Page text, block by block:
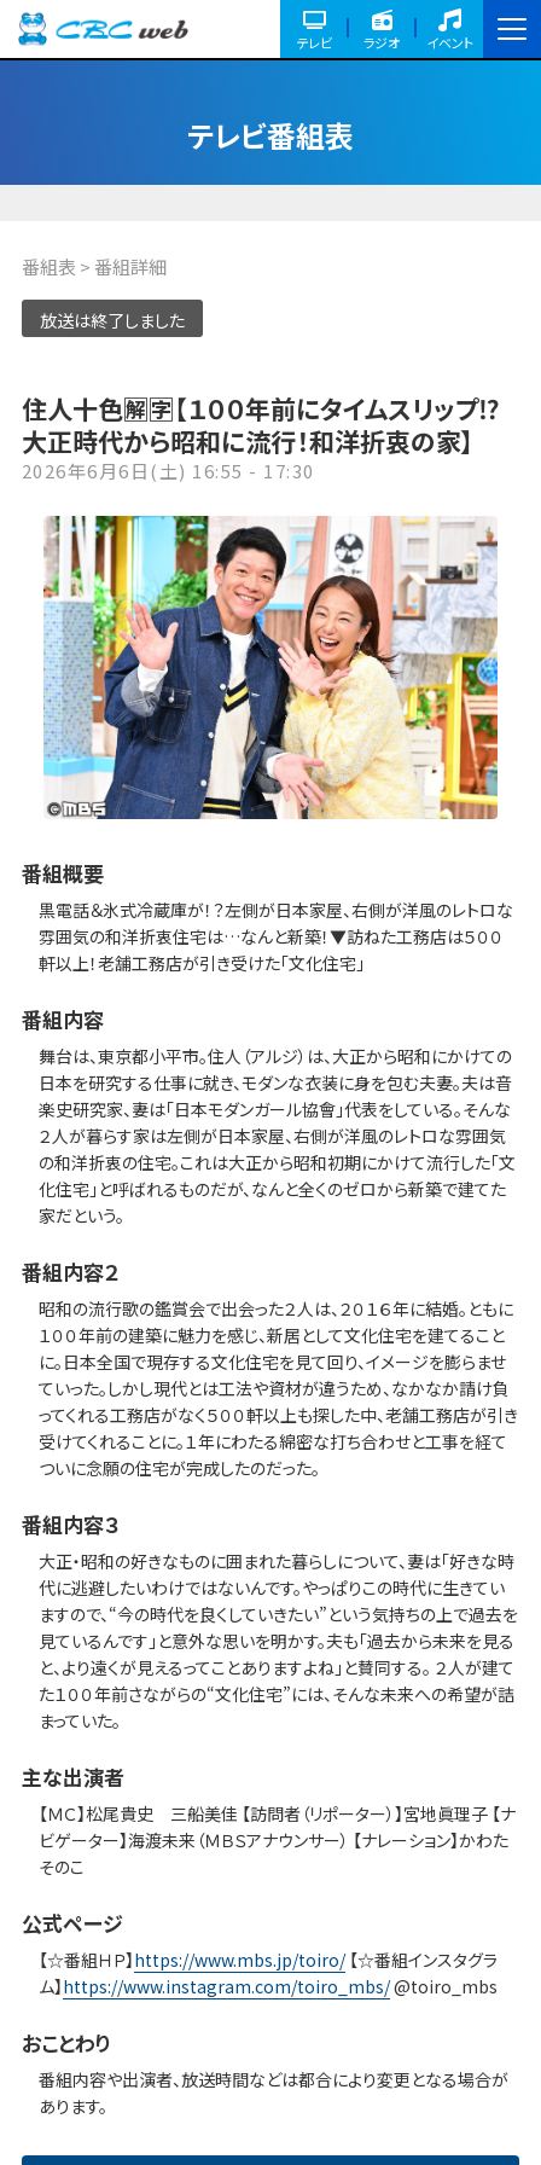
テレビ ラジオ イベント
テレビ番組表
番組表 > 番組詳細
放送は終了しました
住人十色🈖🈑【１００年前にタイムスリップ⁉
大正時代から昭和に流行！和洋折衷の家】
2026年6月6日(土) 16:55 - 17:30
番組概要
黒電話＆氷式冷蔵庫が！？左側が日本家屋、右側が洋風のレトロな
雰囲気の和洋折衷住宅は…なんと新築！▼訪ねた工務店は５００
軒以上！老舗工務店が引き受けた「文化住宅」
番組内容
舞台は、東京都小平市。住人（アルジ）は、大正から昭和にかけての
日本を研究する仕事に就き、モダンな衣装に身を包む夫妻。夫は音
楽史研究家、妻は「日本モダンガール協會」代表をしている。そんな
２人が暮らす家は左側が日本家屋、右側が洋風のレトロな雰囲気
の和洋折衷の住宅。これは大正から昭和初期にかけて流行した「文
化住宅」と呼ばれるものだが、なんと全くのゼロから新築で建てた
家だという。
番組内容２
昭和の流行歌の鑑賞会で出会った２人は、２０１６年に結婚。ともに
１００年前の建築に魅力を感じ、新居として文化住宅を建てること
に。日本全国で現存する文化住宅を見て回り、イメージを膨らませ
ていった。しかし現代とは工法や資材が違うため、なかなか請け負
ってくれる工務店がなく５００軒以上も探した中、老舗工務店が引き
受けてくれることに。１年にわたる綿密な打ち合わせと工事を経て
ついに念願の住宅が完成したのだった。
番組内容３
大正・昭和の好きなものに囲まれた暮らしについて、妻は「好きな時
代に逃避したいわけではないんです。やっぱりこの時代に生きてい
ますので、“今の時代を良くしていきたい”という気持ちの上で過去を
見ているんです」と意外な思いを明かす。夫も「過去から未来を見る
と、より遠くが見えるってことありますよね」と賛同する。 ２人が建て
た１００年前さながらの“文化住宅”には、そんな未来への希望が詰
まっていた。
主な出演者
【ＭＣ】松尾貴史 三船美佳 【訪問者（リポーター）】宮地眞理子 【ナ
ビゲーター】海渡未来（ＭＢＳアナウンサー） 【ナレーション】かわた
そのこ
公式ページ
【☆番組ＨＰ】https://www.mbs.jp/toiro/【☆番組インスタグラ
ム】https://www.instagram.com/toiro_mbs/@toiro_mbs
おことわり
番組内容や出演者、放送時間などは都合により変更となる場合が
あります。